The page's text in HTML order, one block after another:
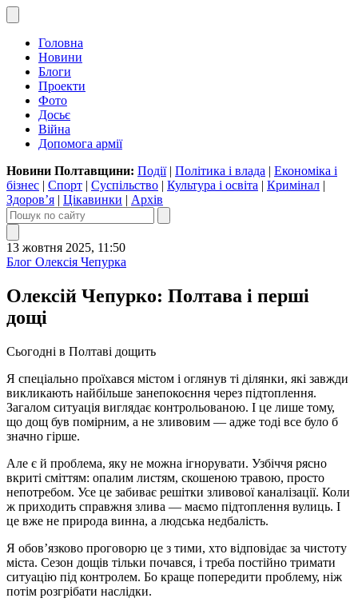
Головна
Новини
Блоги
Проекти
Фото
Досьє
Війна
Допомога армії
Новини Полтавщини: Події| Політика і влада | Економіка і
бізнес | Спорт | Суспільство | Культура і освіта | Кримінал |
Здоров’я | Цікавинки | Архів
13 жовтня 2025, 11:50
Блог Олексія Чепурка
Олексій Чепурко: Полтава і перші
дощі
Сьогодні в Полтаві дощить
Я спеціально проїхався містом і оглянув ті ділянки, які завжди
викликають найбільше занепокоєння через підтоплення.
Загалом ситуація виглядає контрольованою. І це лише тому,
що дощ був помірним, а не зливовим — адже тоді все було б
значно гірше.
Але є й проблема, яку не можна ігнорувати. Узбіччя рясно
вкриті сміттям: опалим листям, скошеною травою, просто
непотребом. Усе це забиває решітки зливової каналізації. Коли
ж приходить справжня злива — маємо підтоплення вулиць. І
це вже не природа винна, а людська недбалість.
Я обов’язково проговорю це з тими, хто відповідає за чистоту
міста. Сезон дощів тільки почався, і треба постійно тримати
ситуацію під контролем. Бо краще попередити проблему, ніж
потім розгрібати наслідки.